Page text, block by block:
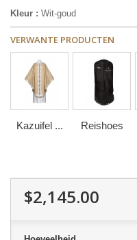
Kleur : Wit-goud
VERWANTE PRODUCTEN
Kazuifel ... Reishoes
$2,145.00